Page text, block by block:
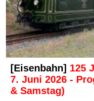
[Eisenbahn] 125
7. Juni 2026 -
& Samstag)